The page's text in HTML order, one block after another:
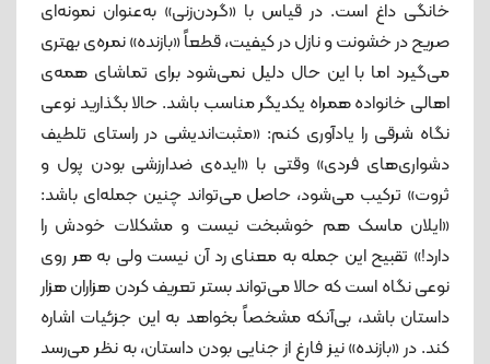
خانگی داغ است. در قیاس با «گردن‌زنی» به‌عنوان نمونه‌ای
صریح در خشونت و نازل در کیفیت، قطعاً «بازنده» نمره‌ی بهتری
می‌گیرد اما با این حال دلیل نمی‌شود برای تماشای همه‌ی
اهالی خانواده همراه یکدیگر مناسب باشد. حالا بگذارید نوعی
نگاه شرقی را یادآوری کنم: «مثبت‌اندیشی در راستای تلطیف
دشواری‌های فردی» وقتی با «ایده‌ی ضدارزشی بودن پول و
ثروت» ترکیب می‌شود، حاصل می‌تواند چنین جمله‌ای باشد:
«ایلان ماسک هم خوشبخت نیست و مشکلات خودش را
دارد!» تقبیح این جمله به معنای رد آن نیست ولی به هر روی
نوعی نگاه است که حالا می‌تواند بستر تعریف کردن هزاران هزار
داستان باشد، بی‌آنکه مشخصاً بخواهد به این جزئیات اشاره
کند. در «بازنده» نیز فارغ از جنایی بودن داستان، به نظر می‌رسد